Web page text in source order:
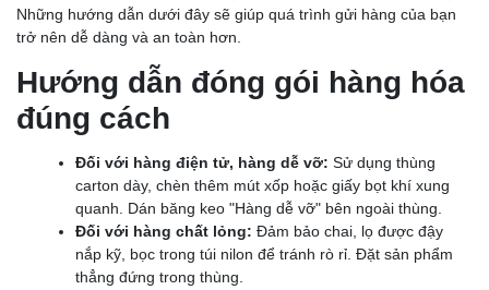
Những hướng dẫn dưới đây sẽ giúp quá trình gửi hàng của bạn
trở nên dễ dàng và an toàn hơn.
Hướng dẫn đóng gói hàng hóa
đúng cách
Đối với hàng điện tử, hàng dễ vỡ: Sử dụng thùng
carton dày, chèn thêm mút xốp hoặc giấy bọt khí xung
quanh. Dán băng keo "Hàng dễ vỡ" bên ngoài thùng.
Đối với hàng chất lỏng: Đảm bảo chai, lọ được đậy
nắp kỹ, bọc trong túi nilon để tránh rò rỉ. Đặt sản phẩm
thẳng đứng trong thùng.